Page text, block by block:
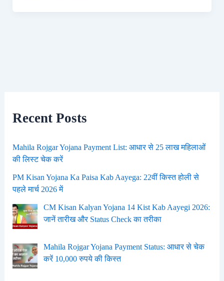
Recent Posts
Mahila Rojgar Yojana Payment List: आधार से 25 लाख महिलाओं
की लिस्ट चेक करें
PM Kisan Yojana Ka Paisa Kab Aayega: 22वीं किस्त होली से
पहले मार्च 2026 में
CM Kisan Kalyan Yojana 14 Kist Kab Aayegi 2026:
जानें तारीख और Status Check का तरीका
Mahila Rojgar Yojana Payment Status: आधार से चेक
करें 10,000 रुपये की किस्त